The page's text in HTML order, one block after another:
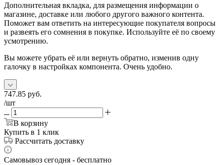
Дополнительная вкладка, для размещения информации о
магазине, доставке или любого другого важного контента.
Поможет вам ответить на интересующие покупателя вопросы
и развеять его сомнения в покупке. Используйте её по своему
усмотрению.
Вы можете убрать её или вернуть обратно, изменив одну
галочку в настройках компонента. Очень удобно.
747.85 руб.
/шт
В корзину
Купить в 1 клик
Рассчитать доставку
Самовывоз сегодня - бесплатно